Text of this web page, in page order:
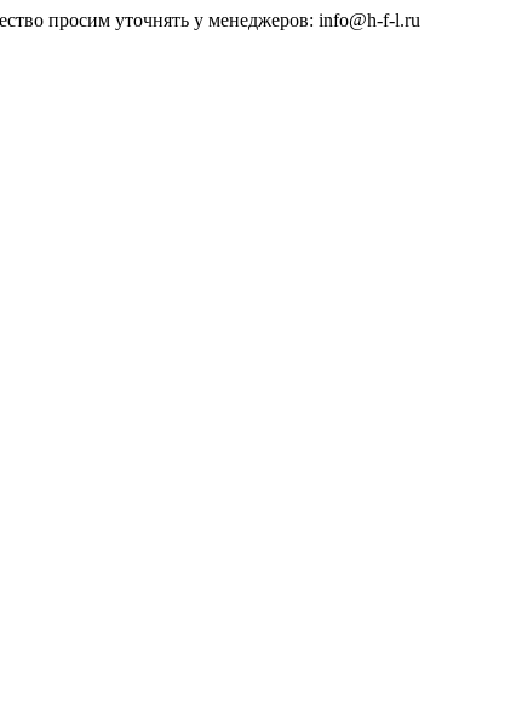
просим уточнять у менеджеров: info@h-f-l.ru